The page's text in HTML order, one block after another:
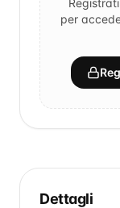
per
Dettagli